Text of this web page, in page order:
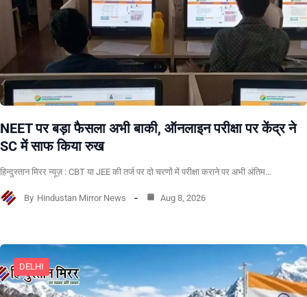
NEET पर बड़ा फैसला अभी बाकी, ऑनलाइन परीक्षा पर केंद्र ने
SC में साफ किया रुख
हिन्दुस्तान मिरर न्यूज़ : CBT या JEE की तर्ज पर दो चरणों में परीक्षा कराने पर अभी अंतिम…
By Hindustan Mirror News Aug 8, 2026
DELHI